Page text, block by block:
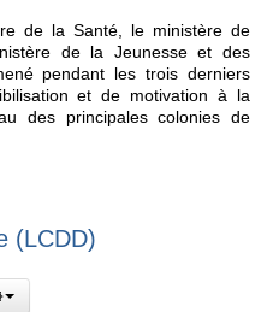
de la Santé, le ministère de
de la Jeunesse et des
pendant les trois derniers
et de motivation à la
des principales colonies de
(LCDD)